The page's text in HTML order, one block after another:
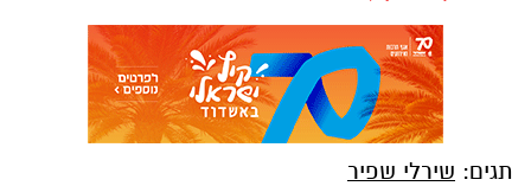
תגים: שירלי שפיר